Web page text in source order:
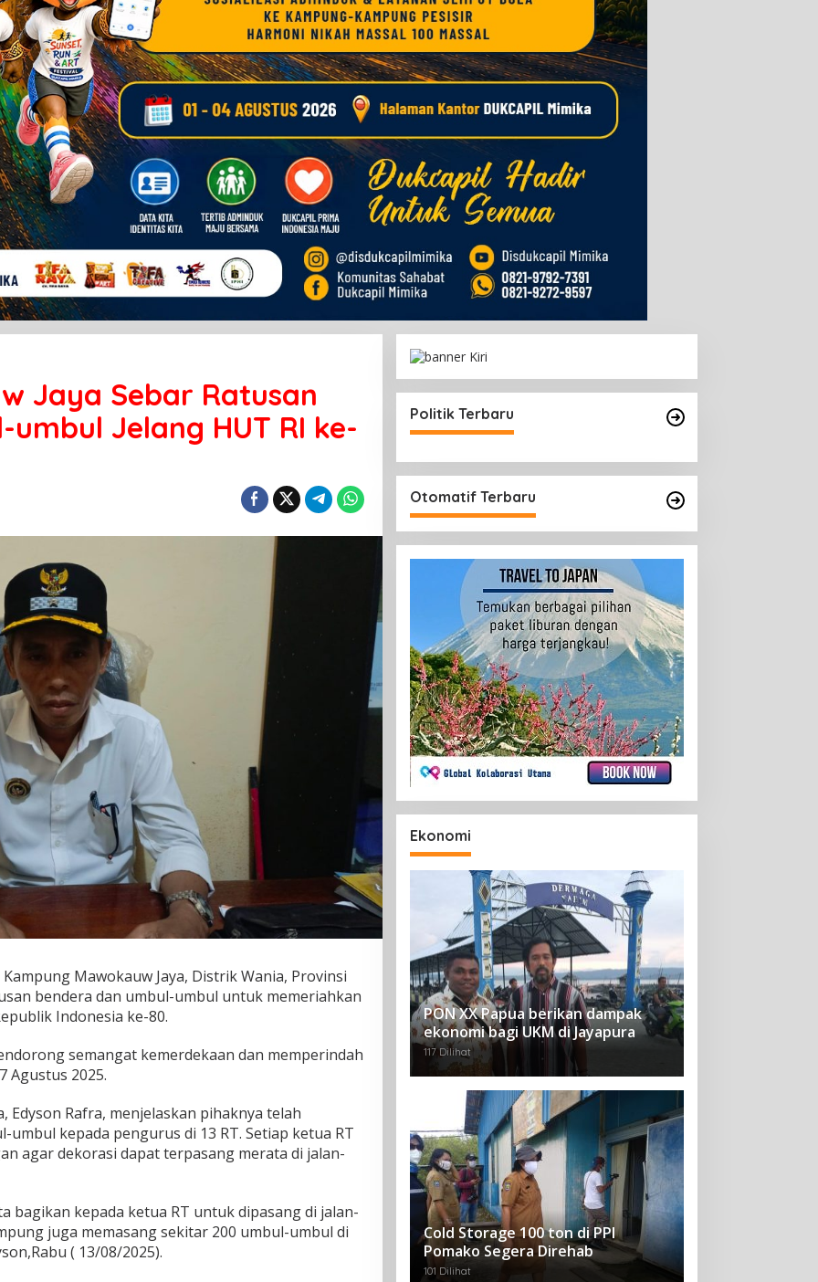
Jaya Sebar Ratusan
Jelang HUT RI ke-
Mawokauw Jaya, Distrik Wania, Provinsi
bendera dan umbul-umbul untuk memeriahkan
Indonesia ke-80.
semangat kemerdekaan dan memperindah
Agustus 2025.
Edyson Rafra, menjelaskan pihaknya telah
kepada pengurus di 13 RT. Setiap ketua RT
agar dekorasi dapat terpasang merata di jalan-
bagikan kepada ketua RT untuk dipasang di jalan-
juga memasang sekitar 200 umbul-umbul di
( 13/08/2025).
Politik Terbaru
Otomatif Terbaru
Ekonomi
PON XX Papua berikan dampak
ekonomi bagi UKM di Jayapura
117 Dilihat
Cold Storage 100 ton di PPI
Pomako Segera Direhab
101 Dilihat